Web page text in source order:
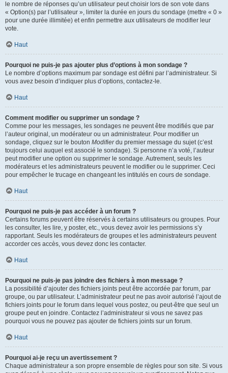
le nombre de réponses qu’un utilisateur peut choisir lors de son vote dans
« Option(s) par l’utilisateur », limiter la durée en jours du sondage (mettre « 0 »
pour une durée illimitée) et enfin permettre aux utilisateurs de modifier leur
vote.
Haut
Pourquoi ne puis-je pas ajouter plus d’options à mon sondage ?
Le nombre d’options maximum par sondage est défini par l’administrateur. Si
vous avez besoin d’indiquer plus d’options, contactez-le.
Haut
Comment modifier ou supprimer un sondage ?
Comme pour les messages, les sondages ne peuvent être modifiés que par
l’auteur original, un modérateur ou un administrateur. Pour modifier un
sondage, cliquez sur le bouton Modifierdu premier message du sujet (c’est
toujours celui auquel est associé le sondage). Si personne n’a voté, l’auteur
peut modifier une option ou supprimer le sondage. Autrement, seuls les
modérateurs et les administrateurs peuvent le modifier ou le supprimer. Ceci
pour empêcher le trucage en changeant les intitulés en cours de sondage.
Haut
Pourquoi ne puis-je pas accéder à un forum ?
Certains forums peuvent être réservés à certains utilisateurs ou groupes. Pour
les consulter, les lire, y poster, etc., vous devez avoir les permissions s’y
rapportant. Seuls les modérateurs de groupes et les administrateurs peuvent
accorder ces accès, vous devez donc les contacter.
Haut
Pourquoi ne puis-je pas joindre des fichiers à mon message ?
La possibilité d’ajouter des fichiers joints peut être accordée par forum, par
groupe, ou par utilisateur. L’administrateur peut ne pas avoir autorisé l’ajout de
fichiers joints pour le forum dans lequel vous postez, ou peut-être que seul un
groupe peut en joindre. Contactez l’administrateur si vous ne savez pas
pourquoi vous ne pouvez pas ajouter de fichiers joints sur un forum.
Haut
Pourquoi ai-je reçu un avertissement ?
Chaque administrateur a son propre ensemble de règles pour son site. Si vous